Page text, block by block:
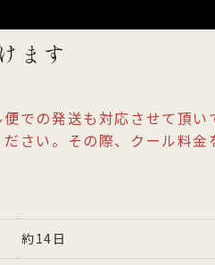
ます
での発送も対応させて頂い
さい。その際、クール料
約14日